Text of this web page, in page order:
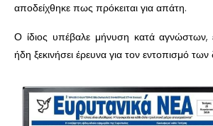
αποδείχθηκε πως πρόκειται για απάτη.
Ο ίδιος υπέβαλε μήνυση κατά αγνώστων,
ήδη ξεκινήσει έρευνα για τον εντοπισμό